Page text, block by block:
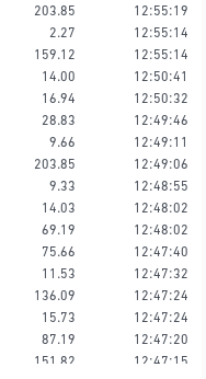
203.85
12:55:19
2.27
12:55:14
159.12
12:55:14
14.00
12:50:41
16.94
12:50:32
28.83
12:49:46
9.66
12:49:11
203.85
12:49:06
9.33
12:48:55
14.03
12:48:02
69.19
12:48:02
75.66
12:47:40
11.53
12:47:32
136.09
12:47:24
15.73
12:47:24
87.19
12:47:20
151.82
12:47:15